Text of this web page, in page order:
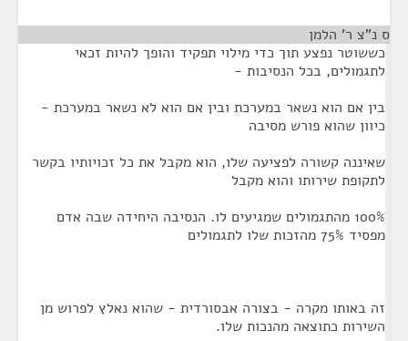
ס נ"צ ר' הלמן
כששוטר נפצע תוך כדי מילוי תפקיד והופך להיות זכאי
לתגמולים, בכל הנסיבות -
בין אם הוא נשאר במערכת ובין אם הוא לא נשאר במערכת -
כיוון שהוא פורש מסיבה
שאיננה קשורה לפציעה שלו, הוא מקבל את כל זכויותיו בקשר
לתקופת שירותו והוא מקבל
100% מהתגמולים שמגיעים לו. הנסיבה היחידה שבה אדם
מפסיד 75% מהזכות שלו לתגמולים
זה באותו מקרה - בצורה אבסורדית - שהוא נאלץ לפרוש מן
השירות כתוצאה מהנכות שלו.